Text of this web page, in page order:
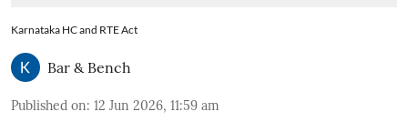
Karnataka HC and RTE Act
Bar & Bench
Published on: 12 Jun 2026, 11:59 am